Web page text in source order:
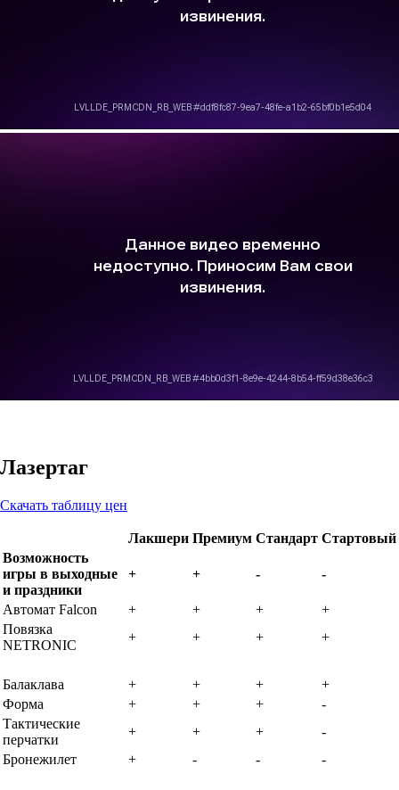
Лазертаг
Скачать таблицу цен
Лакшери Премиум Стандарт Стартовый
Возможность
игры в выходные
и праздники
+ + - -
Автомат Falcon + + +
+
Повязка
NETRONIC
+ + + +
Балаклава + + +
+
Форма
+ + +
-
Тактические
перчатки
+ + +
-
Бронежилет
+ - - -